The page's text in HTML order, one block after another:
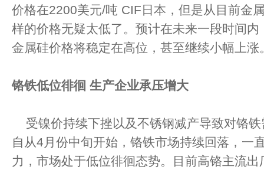
价格在2200美元/吨 CIF日本，但是从目前金
样的价格无疑太低了。预计在未来一段时间
金属硅价格将稳定在高位，甚至继续小幅上涨
铬铁低位徘徊 生产企业承压增大
受镍价持续下挫以及不锈钢减产导致对铬铁
自从4月份中旬开始，铬铁市场持续回落，一
力，市场处于低位徘徊态势。目前高铬主流